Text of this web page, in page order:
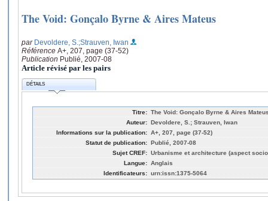
The Void: Gonçalo Byrne & Aires Mateus
par Devoldere, S. ;Strauven, Iwan
Référence A+, 207, page (37-52)
Publication Publié, 2007-08
Article révisé par les pairs
DÉTAILS
Titre: The Void: Gonçalo Byrne & Aires
Auteur: Devoldere, S.; Strauven, Iwan
Informations sur la publication: A+, 207, page (37-52)
Statut de publication: Publié, 2007-08
Sujet CREF: Urbanisme et architecture (aspect
Langue: Anglais
Identificateurs: urn:issn:1375-5064